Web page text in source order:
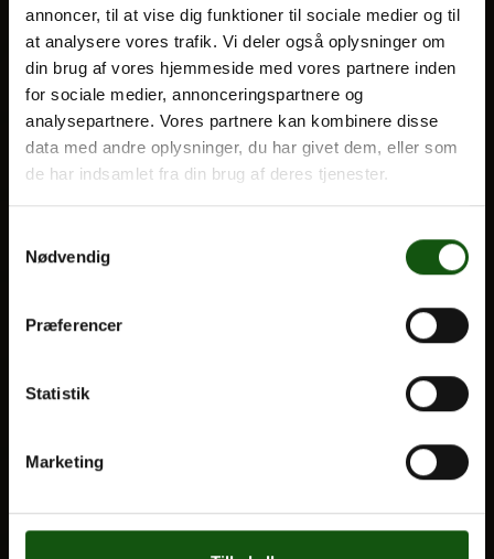
annoncer, til at vise dig funktioner til sociale medier og til
at analysere vores trafik. Vi deler også oplysninger om
din brug af vores hjemmeside med vores partnere inden
for sociale medier, annonceringspartnere og
analysepartnere. Vores partnere kan kombinere disse
data med andre oplysninger, du har givet dem, eller som
de har indsamlet fra din brug af deres tjenester.
Nødvendig
Præferencer
Statistik
Marketing
Vores uddannelser
Om E.G.
BLIV ELEV
Optagelse
Til forældre
HF
Kontakt
Ferieplan
Tal og Oplysninger